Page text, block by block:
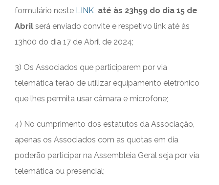
formulário neste LINK até às 23h59 do dia 15 de
Abril será enviado convite e respetivo link até às
13h00 do dia 17 de Abril de 2024;
3) Os Associados que participarem por via
telemática terão de utilizar equipamento eletrónico
que lhes permita usar câmara e microfone;
4) No cumprimento dos estatutos da Associação,
apenas os Associados com as quotas em dia
poderão participar na Assembleia Geral seja por via
telemática ou presencial;